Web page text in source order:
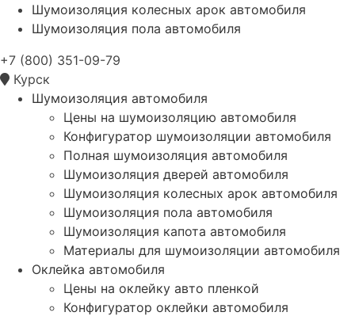
Шумоизоляция колесных арок автомобиля
Шумоизоляция пола автомобиля
+7 (800) 351-09-79
Курск
Шумоизоляция автомобиля
Цены на шумоизоляцию автомобиля
Конфигуратор шумоизоляции автомобиля
Полная шумоизоляция автомобиля
Шумоизоляция дверей автомобиля
Шумоизоляция колесных арок автомобиля
Шумоизоляция пола автомобиля
Шумоизоляция капота автомобиля
Материалы для шумоизоляции автомобиля
Оклейка автомобиля
Цены на оклейку авто пленкой
Конфигуратор оклейки автомобиля